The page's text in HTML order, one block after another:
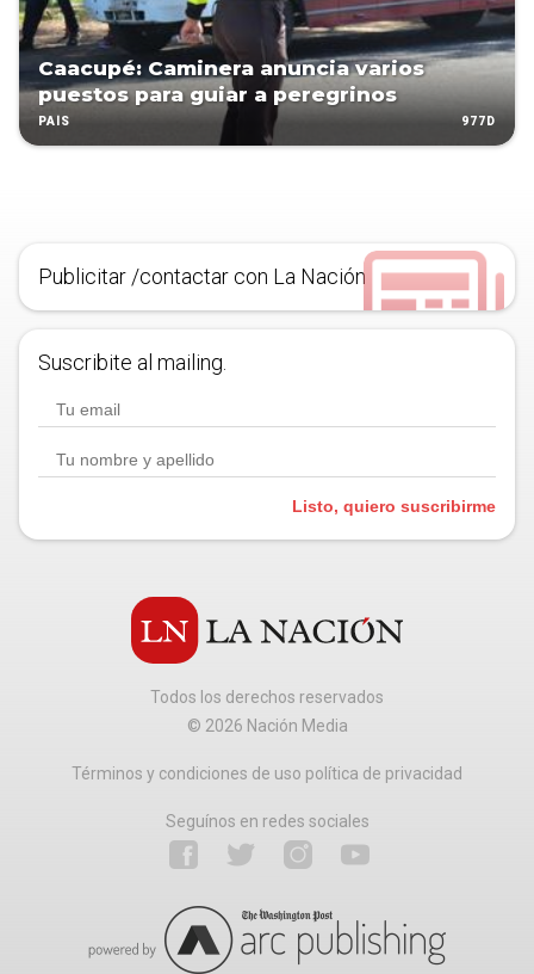
Caacupé: Caminera anuncia varios
puestos para guiar a peregrinos
PAÍS 977D
Publicitar /contactar con La Nación
Suscribite al mailing.
Listo, quiero suscribirme
Todos los derechos reservados
© 2026 Nación Media
Términos y condiciones de uso política de privacidad
Seguínos en redes sociales